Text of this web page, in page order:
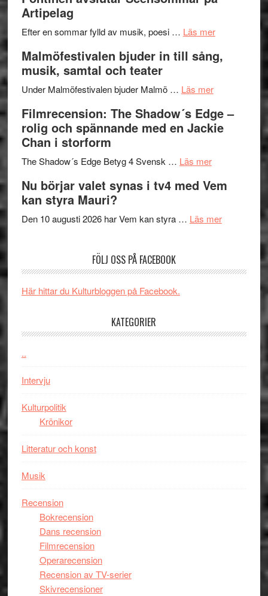
genrens
terräng
på
Artipelag
Efter en sommar fylld av musik, poesi … Läs merom
Endre,
Roland
Pöntinen
Scensommar
Artipelag
Malmöfestivalen bjuder in till sång,
musik, samtal och teater
Under Malmöfestivalen bjuder Malmö … Läs merom
bjuder
in
samtal
teater
Filmrecension: The Shadow´s Edge –
rolig och spännande med en Jackie
Chan i storform
The Shadow´s Edge Betyg 4 Svensk … Läs merom
The
´s
och
Jackie
Nu börjar valet synas i tv4 med Vem
kan styra Mauri?
Den 10 augusti 2026 har Vem kan styra … Läs merom
synas
Vem
FÖLJ OSS PÅ FACEBOOK
Här hittar du Kulturbloggen på Facebook.
KATEGORIER
..
Intervju
Kulturpolitik
Krönikor
Litteratur och konst
Musik
Recension
Bokrecension
Dans recension
Filmrecension
Operarecension
Recension av TV-serier
Skivrecensioner